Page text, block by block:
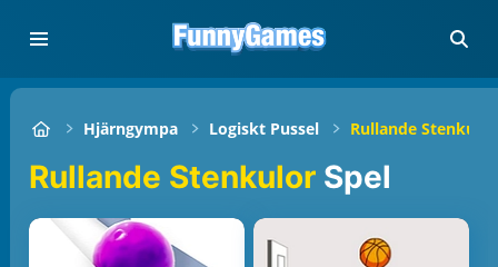
Hjärngympa Logiskt Pussel Rullande Stenkulor
Rullande Stenkulor Spel